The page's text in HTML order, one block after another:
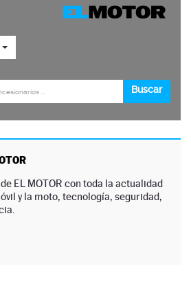
EL MOTOR con toda la actualidad
y la moto, tecnología, seguridad,